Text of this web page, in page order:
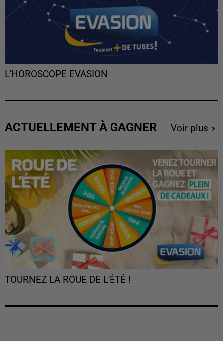
L'HOROSCOPE EVASION
ACTUELLEMENT À GAGNER Voir plus
TOURNEZ LA ROUE DE L'ÉTÉ !